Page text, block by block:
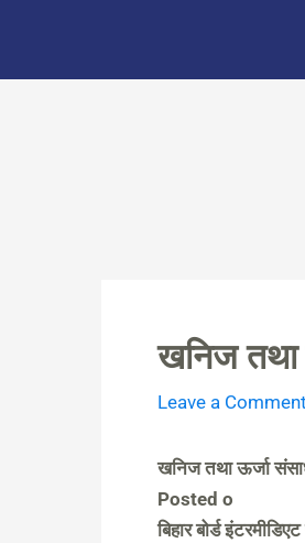
content
खनिज तथा
Leave a Comment
खनिज तथा ऊर्जा
Posted o
बिहार बोर्ड